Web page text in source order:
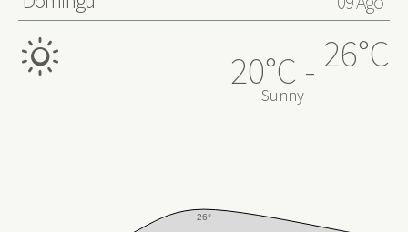
26°C
20°C
Sunny
26°